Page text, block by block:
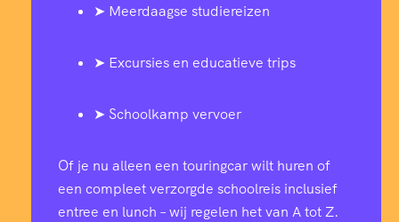
➤ Meerdaagse studiereizen
➤ Excursies en educatieve trips
➤ Schoolkamp vervoer
Of je nu alleen een touringcar wilt huren of
een compleet verzorgde schoolreis inclusief
entree en lunch – wij regelen het van A tot Z.